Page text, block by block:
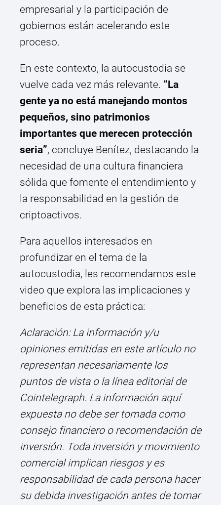
empresarial y la participación de
gobiernos están acelerando este
proceso.
En este contexto, la autocustodia se
vuelve cada vez más relevante. “La
gente ya no está manejando montos
pequeños, sino patrimonios
importantes que merecen protección
seria”, concluye Benítez, destacando la
necesidad de una cultura financiera
sólida que fomente el entendimiento y
la responsabilidad en la gestión de
criptoactivos.
Para aquellos interesados en
profundizar en el tema de la
autocustodia, les recomendamos este
video que explora las implicaciones y
beneficios de esta práctica:
Aclaración: La información y/u
opiniones emitidas en este artículo no
representan necesariamente los
puntos de vista o la línea editorial de
Cointelegraph. La información aquí
expuesta no debe ser tomada como
consejo financiero o recomendación de
inversión. Toda inversión y movimiento
comercial implican riesgos y es
responsabilidad de cada persona hacer
su debida investigación antes de tomar